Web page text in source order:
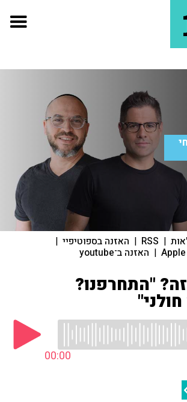
|
RSS
| האזנה בספוטיפיי |
| האזנה ב־youtube
"התחרפנו?
00:00